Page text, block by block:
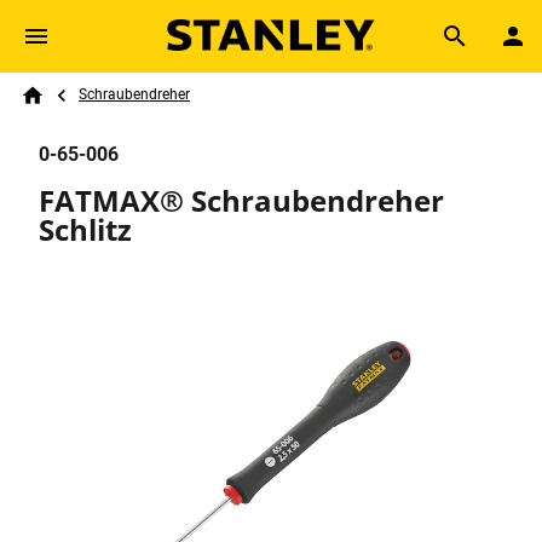
Skip to main content
Search
Breadcrumb
Schraubendreher
0-65-006
FATMAX® Schraubendreher
Schlitz